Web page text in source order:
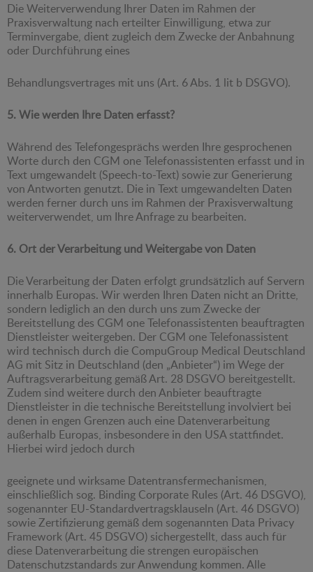
Die Weiterverwendung Ihrer Daten im Rahmen der
Praxisverwaltung nach erteilter Einwilligung, etwa zur
Terminvergabe, dient zugleich dem Zwecke der Anbahnung
oder Durchführung eines
Behandlungsvertrages mit uns (Art. 6 Abs. 1 lit b DSGVO).
5. Wie werden Ihre Daten erfasst?
Während des Telefongesprächs werden Ihre gesprochenen
Worte durch den CGM one Telefonassistenten erfasst und in
Text umgewandelt (Speech-to-Text) sowie zur Generierung
von Antworten genutzt. Die in Text umgewandelten Daten
werden ferner durch uns im Rahmen der Praxisverwaltung
weiterverwendet, um Ihre Anfrage zu bearbeiten.
6. Ort der Verarbeitung und Weitergabe von Daten
Die Verarbeitung der Daten erfolgt grundsätzlich auf Servern
innerhalb Europas. Wir werden Ihren Daten nicht an Dritte,
sondern lediglich an den durch uns zum Zwecke der
Bereitstellung des CGM one Telefonassistenten beauftragten
Dienstleister weitergeben. Der CGM one Telefonassistent
wird technisch durch die CompuGroup Medical Deutschland
AG mit Sitz in Deutschland (den „Anbieter“) im Wege der
Auftragsverarbeitung gemäß Art. 28 DSGVO bereitgestellt.
Zudem sind weitere durch den Anbieter beauftragte
Dienstleister in die technische Bereitstellung involviert bei
denen in engen Grenzen auch eine Datenverarbeitung
außerhalb Europas, insbesondere in den USA stattfindet.
Hierbei wird jedoch durch
geeignete und wirksame Datentransfermechanismen,
einschließlich sog. Binding Corporate Rules (Art. 46 DSGVO),
sogenannter EU-Standardvertragsklauseln (Art. 46 DSGVO)
sowie Zertifizierung gemäß dem sogenannten Data Privacy
Framework (Art. 45 DSGVO) sichergestellt, dass auch für
diese Datenverarbeitung die strengen europäischen
Datenschutzstandards zur Anwendung kommen. Alle